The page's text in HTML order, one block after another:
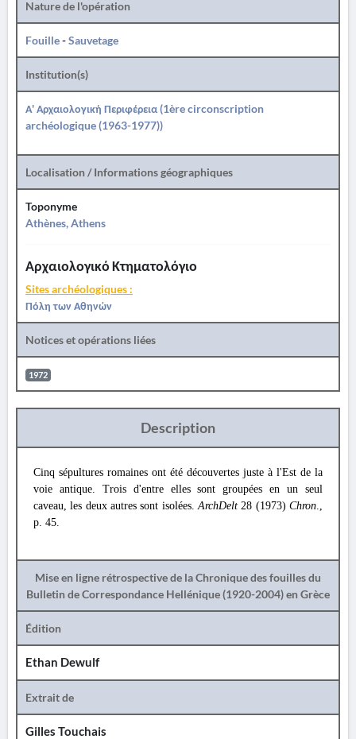
Nature de l'opération
Fouille-Sauvetage
Institution(s)
Α' Αρχαιολογική Περιφέρεια (1ère circonscription
archéologique (1963-1977))
Localisation / Informations géographiques
Toponyme
Athènes, Athens
Αρχαιολογικό Κτηματολόγιο
Sites archéologiques :
Πόλη των Αθηνών
Notices et opérations liées
1972
Description
Cinq sépultures romaines ont été découvertes juste à l'Est de la
voie antique. Trois d'entre elles sont groupées en un seul
caveau, les deux autres sont isolées.ArchDelt28 (1973)Chron.,
p. 45.
Mise en ligne rétrospective de la Chronique des fouilles du
Bulletin de Correspondance Hellénique (1920-2004) en Grèce
Édition
Ethan Dewulf
Extrait de
Gilles Touchais